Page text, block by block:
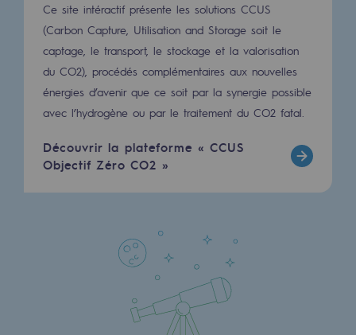
Ce site intéractif présente les solutions CCUS
(Carbon Capture, Utilisation and Storage soit le
captage, le transport, le stockage et la valorisation
du CO2), procédés complémentaires aux nouvelles
énergies d’avenir que ce soit par la synergie possible
avec l’hydrogène ou par le traitement du CO2 fatal.
Découvrir la plateforme « CCUS
Objectif Zéro CO2 »